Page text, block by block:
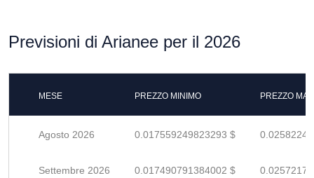
Previsioni di Arianee per il 2026
MESE PREZZO MINIMO PREZZO
Agosto 2026 0.017559249823293 $
Settembre 2026 0.017490791384002 $